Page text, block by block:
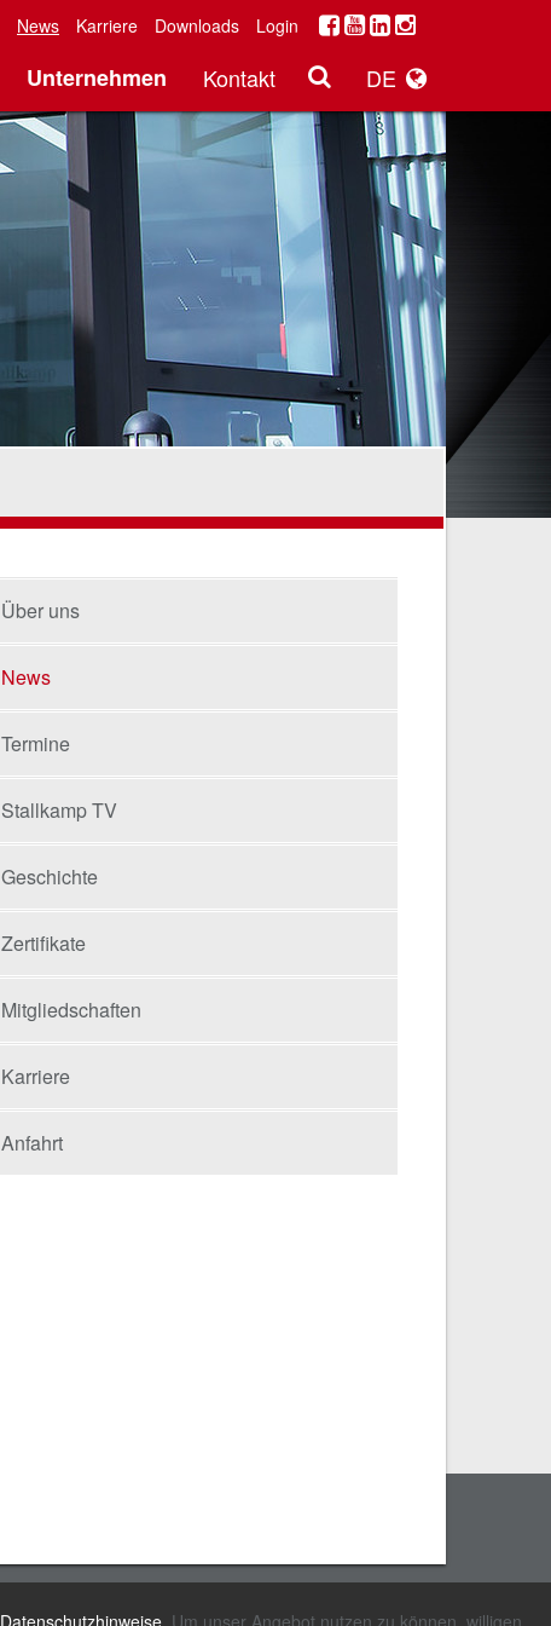
News Karriere Downloads Login
Unternehmen Kontakt DE
Über uns
News
Termine
Stallkamp TV
Geschichte
Zertifikate
Mitgliedschaften
Karriere
Anfahrt
Datenschutzhinweise . Um unser Angebot nutzen zu können, willigen